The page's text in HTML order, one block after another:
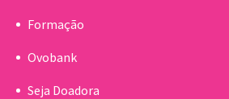
Formação
Ovobank
Seja Doadora